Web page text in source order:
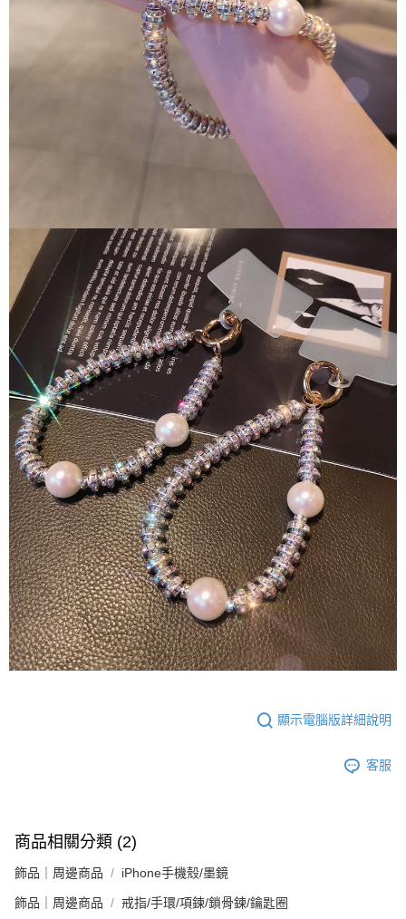
顯示電腦版詳細說明
客服
商品相關分類 (2)
飾品｜周邊商品 iPhone手機殼/墨鏡
飾品｜周邊商品 戒指/手環/項鍊/鎖骨鍊/鑰匙圈